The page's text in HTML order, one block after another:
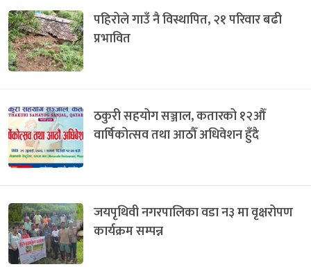
पहिरोले गाउँ नै विस्थापित, २१ परिवार बढी
प्रभावित
ठकुरी सहयोग सञ्जाल, कतारको १२औँ
वार्षिकोत्सव तथा आठौँ अधिवेशन हुँदै
जयपृथिवी नगरपालिका वडा न३ मा वृक्षरोपण
कार्यक्रम सम्पन्न